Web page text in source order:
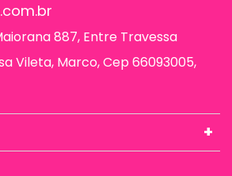
887, Entre Travessa
Vileta, Marco, Cep 66093005,